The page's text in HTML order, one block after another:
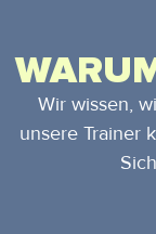
Wir wissen,
unsere Trainer